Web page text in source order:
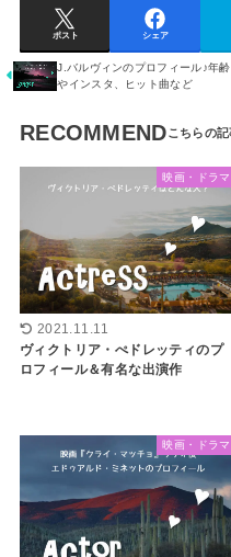
ポスト シェア
J.バルヴィンのプロフィール♪年齢
やインスタ、ヒット曲など
RECOMMEND
映画・ドラマ
2021.11.11
ヴィクトリア・ぺドレッティのプ
ロフィール＆有名な出演作
映画・ドラマ